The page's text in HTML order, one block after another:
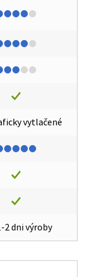
vytlačené
2 dni výroby